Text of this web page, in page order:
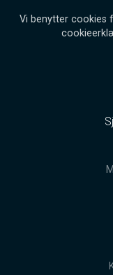
Vi benytter cookies